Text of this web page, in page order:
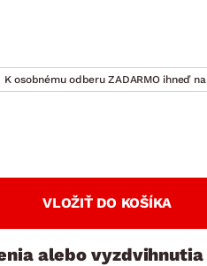
K osobnému odberu ZADARMO ihneď na
VLOŽIŤ DO KOŠÍKA
alebo vyzdvihnutia